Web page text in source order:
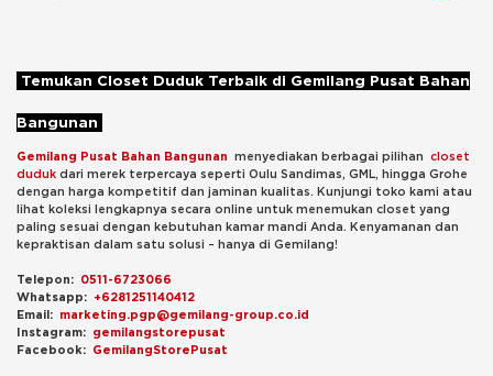
Temukan Closet Duduk Terbaik di Gemilang Pusat Bahan
Bangunan
Gemilang Pusat Bahan Bangunan menyediakan berbagai pilihan closet
duduk dari merek terpercaya seperti Oulu Sandimas, GML, hingga Grohe
dengan harga kompetitif dan jaminan kualitas. Kunjungi toko kami atau
lihat koleksi lengkapnya secara online untuk menemukan closet yang
paling sesuai dengan kebutuhan kamar mandi Anda. Kenyamanan dan
kepraktisan dalam satu solusi – hanya di Gemilang!
Telepon: 0511-6723066
Whatsapp: +6281251140412
Email: marketing.pgp@gemilang-group.co.id
Instagram: gemilangstorepusat
Facebook: GemilangStorePusat